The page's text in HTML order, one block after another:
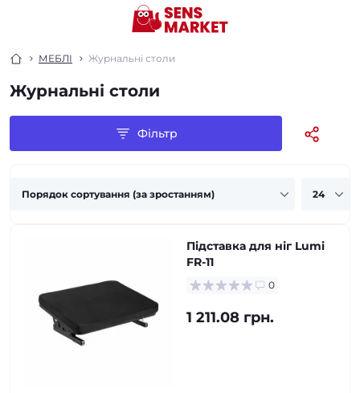
МЕБЛІ Журнальні столи
Журнальні столи
Фільтр
Підставка для ніг Lumi
FR-11
0
1 211.08 грн.